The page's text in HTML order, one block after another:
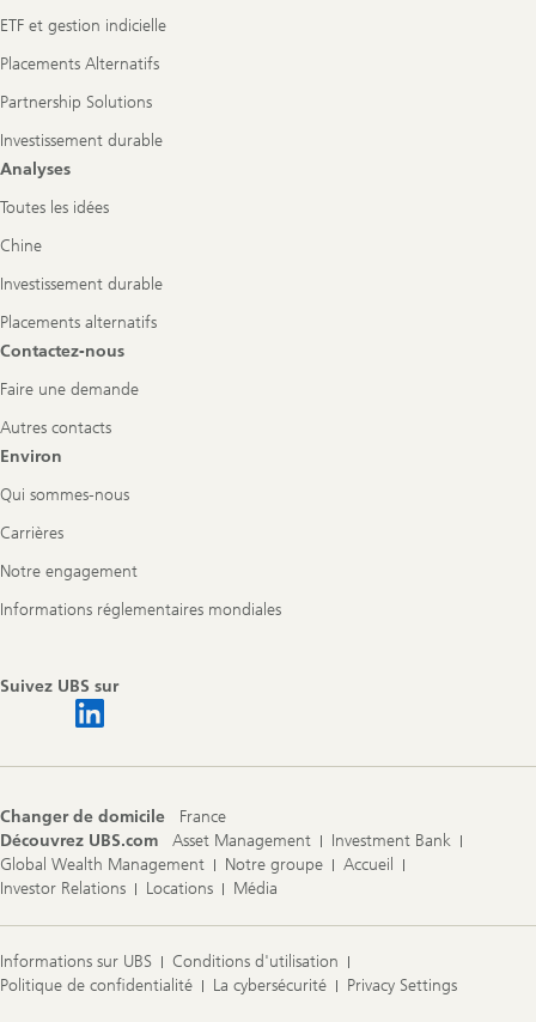
ETF et gestion indicielle
Placements Alternatifs
Partnership Solutions
Investissement durable
Analyses
Toutes les idées
Chine
Investissement durable
Placements alternatifs
Contactez-nous
Faire une demande
Autres contacts
Environ
Qui sommes-nous
Carrières
Notre engagement
Informations réglementaires mondiales
Suivez UBS sur
Changer de domicile
France
Découvrez UBS.com
Asset Management
Investment Bank
Global Wealth Management
Notre groupe
Accueil
Investor Relations
Locations Média
Informations sur UBS
Conditions d'utilisation
Politique de confidentialité
La cybersécurité Privacy Settings